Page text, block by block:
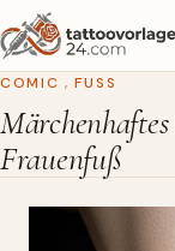
COMIC , FUSS
Frauenfuß